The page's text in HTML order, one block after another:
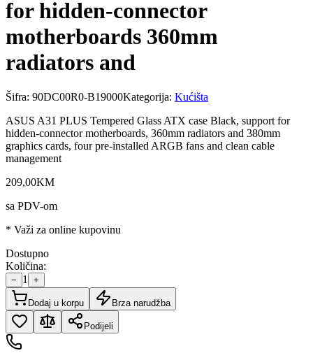
for hidden-connector
motherboards 360mm
radiators and
Šifra: 90DC00R0-B19000Kategorija: Kućišta
ASUS A31 PLUS Tempered Glass ATX case Black, support for
hidden-connector motherboards, 360mm radiators and 380mm
graphics cards, four pre-installed ARGB fans and clean cable
management
209,00KM
sa PDV-om
* Važi za online kupovinu
Dostupno
Količina:
− 1 +
Dodaj u korpu Brza narudžba
Podijeli